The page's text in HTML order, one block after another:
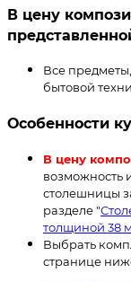
В цену
Все
бытовой
Особенности
В цену
возможность
столешницы
разделе "
толщиной 38
Выбрать
странице